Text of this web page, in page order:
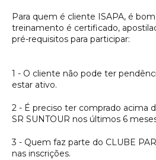
Para quem é cliente ISAPA, é
treinamento é certificado,
pré-requisitos para participar:
1 - O cliente não pode ter
estar ativo.
2 - É preciso ter comprado acima
SR SUNTOUR nos últimos 6
3 - Quem faz parte do CLUBE
nas inscrições.